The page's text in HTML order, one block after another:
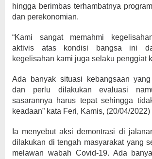
hingga berimbas terhambatnya
dan perekonomian.
“Kami sangat memahmi
aktivis atas kondisi bangsa ini
kegelisahan kami juga selaku penggiat
Ada banyak situasi kebangsaan
dan perlu dilakukan evaluasi
sasarannya harus tepat sehingga
keadaan” kata Feri, Kamis, (20/04/2022)
Ia menyebut aksi demontrasi di
dilakukan di tengah masyarakat yang
melawan wabah Covid-19. Ada